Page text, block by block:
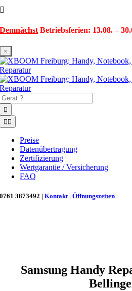
springen
Demnächst Betriebsferien: 13.08. –
×
Toggle
Navigation
Preise
Datenübertragung
Zertifizierung
Wertgarantie / Versicherung
FAQ
0761 3873492 |Kontakt |Öffnungszeiten
Samsung Handy